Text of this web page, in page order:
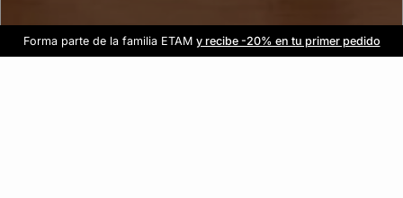
-20% en tu primera ordenal iniciar sesión
Beneficio exclusivo para clientes nuevos Únete a ETAM
Forma parte de la familia ETAM y recibe -20% en tu primer pedido
Envío gratisen compras de $1599